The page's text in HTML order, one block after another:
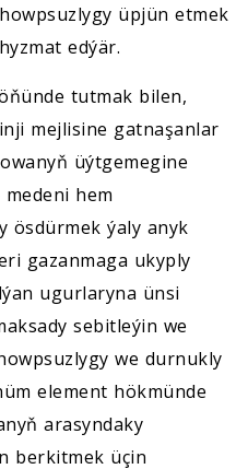
üpjün etmek
edýär.
tutmak bilen,
mejlisine gatnaşanlar
üýtgemegine
hem
ösdürmek ýaly anyk
gazanmaga ukyply
ugurlaryna ünsi
sebitleýin we
we durnukly
element hökmünde
arasyndaky
berkitmek üçin